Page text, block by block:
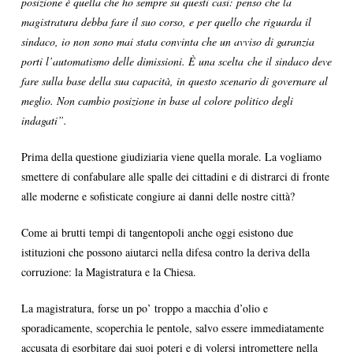
magistratura debba fare il suo corso, e per quello che riguarda il
sindaco, io non sono mai stata convinta che un avviso di garanzia
porti l’automatismo delle dimissioni. È una scelta che il sindaco deve
fare sulla base della sua capacità, in questo scenario di governare al
meglio. Non cambio posizione in base al colore politico degli
indagati”.
Prima della questione giudiziaria viene quella morale. La vogliamo
smettere di confabulare alle spalle dei cittadini e di distrarci di fronte
alle moderne e sofisticate congiure ai danni delle nostre città?
Come ai brutti tempi di tangentopoli anche oggi esistono due
istituzioni che possono aiutarci nella difesa contro la deriva della
corruzione: la Magistratura e la Chiesa.
La magistratura, forse un po’ troppo a macchia d’olio e
sporadicamente, scoperchia le pentole, salvo essere immediatamente
accusata di esorbitare dai suoi poteri e di volersi intromettere nella